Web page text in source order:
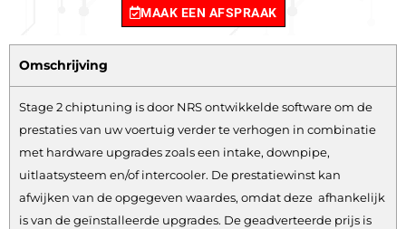
MAAK EEN AFSPRAAK
Omschrijving
Stage 2 chiptuning is door NRS ontwikkelde software om de
prestaties van uw voertuig verder te verhogen in combinatie
met hardware upgrades zoals een intake, downpipe,
uitlaatsysteem en/of intercooler. De prestatiewinst kan
afwijken van de opgegeven waardes, omdat deze afhankelijk
is van de geïnstalleerde upgrades. De geadverteerde prijs is